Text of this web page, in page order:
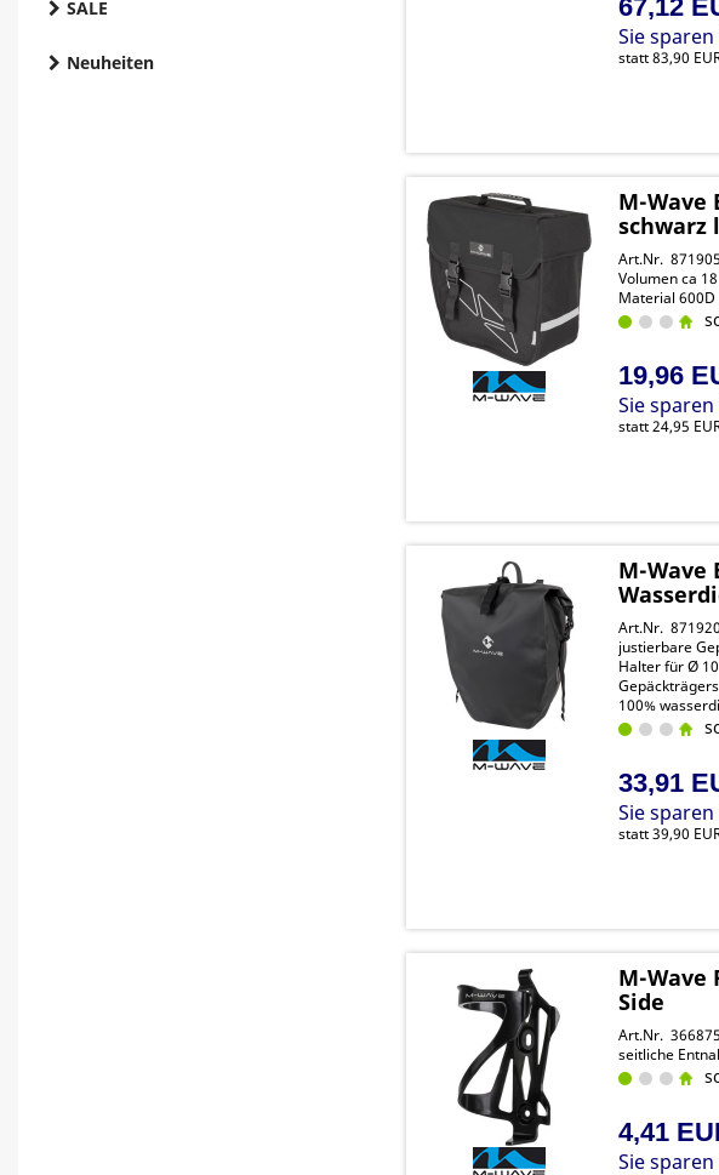
SALE
Neuheiten
67,12
Sie sparen
statt83,90
M-Wave
schwarz
Art.Nr. 871905
Volumen ca
Material
19,96
Sie sparen
statt24,95
M-Wave
Art.Nr. 871920
justierbare
Halter für Ø
100%
33,91
Sie sparen
statt39,90
M-Wave
Side
Art.Nr. 366875
seitliche
4,41
Sie sparen